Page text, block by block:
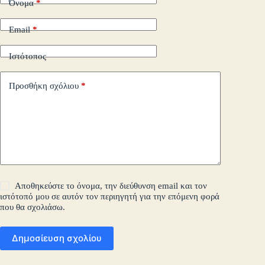
Όνομα*
Email*
Ιστότοπος
Προσθήκη σχόλιου *
Αποθηκεύστε το όνομα, την διεύθυνση email και τον
ιστότοπό μου σε αυτόν τον περιηγητή για την επόμενη φορά
που θα σχολιάσω.
Δημοσίευση σχολίου